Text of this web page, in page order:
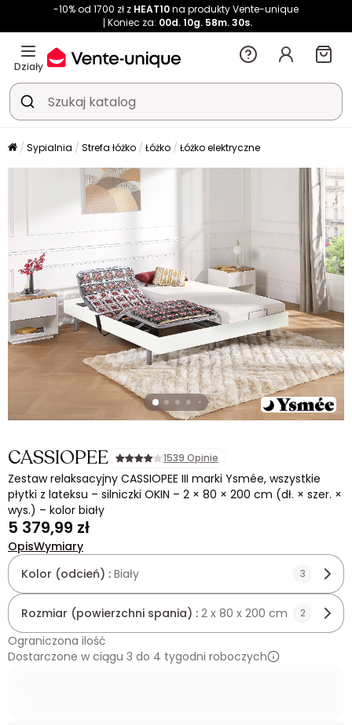
-10% od 1700 zł z HEAT10na produkty Vente-unique
Koniec za: 00d. 10g. 58m. 30s.
Działy
Sypialnia Strefa łóżko Łóżko Łóżko elektryczne
CASSIOPEE 1539 Opinie
Zestaw relaksacyjny CASSIOPEE III marki Ysmée, wszystkie
płytki z lateksu – silniczki OKIN – 2 × 80 × 200 cm (dł. × szer. ×
wys.) – kolor biały
5 379,99 zł
OpisWymiary
Kolor (odcień) : Biały 3
Rozmiar (powierzchni spania) : 2 x 80 x 200 cm 2
Ograniczona ilość
Dostarczone w ciągu 3 do 4 tygodni roboczych